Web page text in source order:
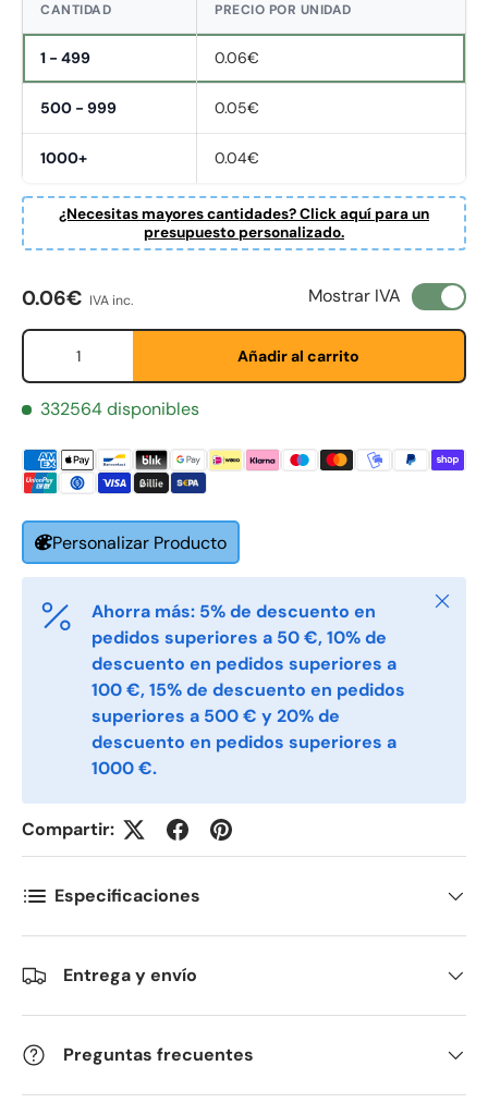
CANTIDAD PRECIO POR UNIDAD
1 - 499 0.06€
500 - 999 0.05€
1000+ 0.04€
¿Necesitas mayores cantidades? Click aquí para un
presupuesto personalizado.
Fornavn *
Etternavn
E-post *
Telefon
Postnummer *
Antall *
Kommentarer
Precio normal
0.06€ IVA inc. Mostrar IVA
Cant.
Añadir al carrito
332564 disponibles
Personalizar Producto
Ahorra más: 5% de descuento en
pedidos superiores a 50 €, 10% de
descuento en pedidos superiores a
100 €, 15% de descuento en pedidos
superiores a 500 € y 20% de
descuento en pedidos superiores a
1000 €.
Cerrar
Compartir:
Especificaciones
Entrega y envío
Preguntas frecuentes